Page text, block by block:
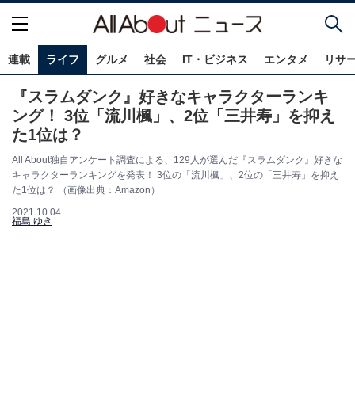
連載 ライフ グルメ 社会 IT・ビジネス エンタメ リサ
『スラムダンク』好きなキャラクターランキ
ング！ 3位「流川楓」、2位「三井寿」を抑え
た1位は？
All About独自アンケート調査による、129人が選んだ『スラムダンク』好きな
キャラクターランキングを発表！ 3位の「流川楓」、2位の「三井寿」を抑え
た1位は？ （画像出典：Amazon）
2021.10.04
福島 ゆき